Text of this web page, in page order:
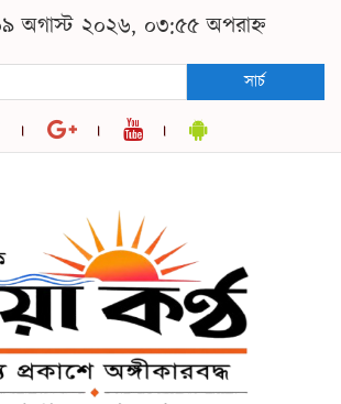
অগাস্ট ২০২৬, ০৩:৫৫ অপরাহ্ন
সার্চ